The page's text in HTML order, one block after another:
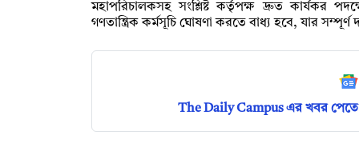
মহাপরিচালকসহ সংশ্লিষ্ট কর্তৃপক্ষ দ্রুত কার্যকর
গণতান্ত্রিক কর্মসূচি ঘোষণা করতে বাধ্য হবে, যার
The Daily Campus এর খবর